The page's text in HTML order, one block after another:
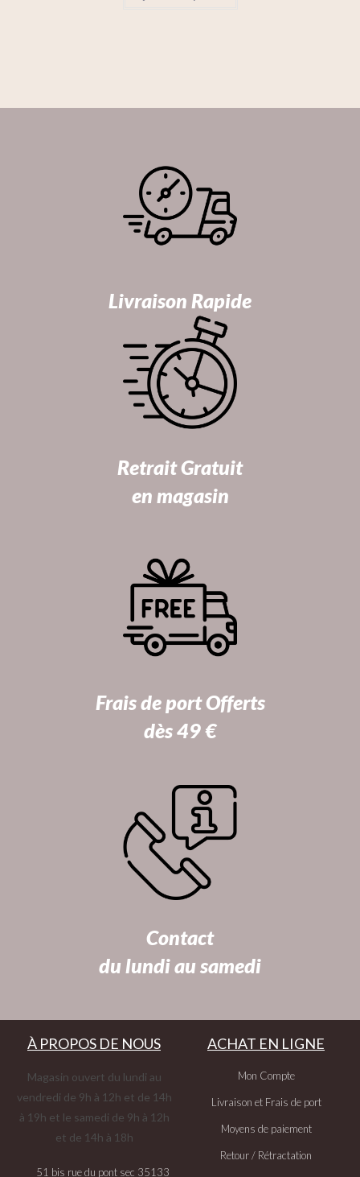
Livraison Rapide
Retrait Gratuit
en magasin
Frais de port Offerts
dès 49 €
Contact
du lundi au samedi
À PROPOS DE NOUS
Magasin ouvert du lundi au
vendredi de 9h à 12h et de 14h
à 19h et le samedi de 9h à 12h
et de 14h à 18h
51 bis rue du pont sec 35133
ACHAT EN LIGNE
Mon Compte
Livraison et Frais de port
Moyens de paiement
Retour / Rétractation